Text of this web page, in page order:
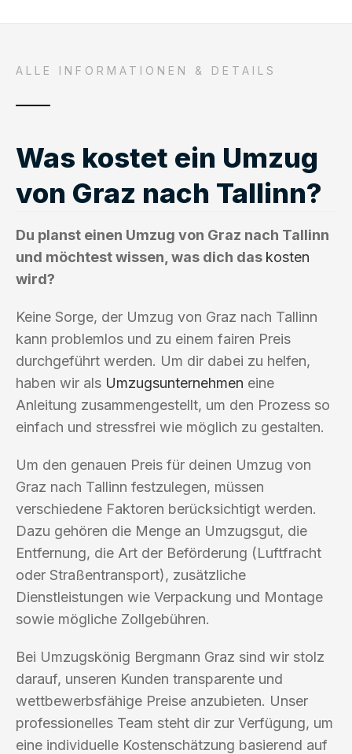
ALLE INFORMATIONEN & DETAILS
Was kostet ein Umzug
von Graz nach Tallinn?
Du planst einen Umzug von Graz nach Tallinn
und möchtest wissen, was dich das kosten
wird?
Keine Sorge, der Umzug von Graz nach Tallinn
kann problemlos und zu einem fairen Preis
durchgeführt werden. Um dir dabei zu helfen,
haben wir als Umzugsunternehmen eine
Anleitung zusammengestellt, um den Prozess so
einfach und stressfrei wie möglich zu gestalten.
Um den genauen Preis für deinen Umzug von
Graz nach Tallinn festzulegen, müssen
verschiedene Faktoren berücksichtigt werden.
Dazu gehören die Menge an Umzugsgut, die
Entfernung, die Art der Beförderung (Luftfracht
oder Straßentransport), zusätzliche
Dienstleistungen wie Verpackung und Montage
sowie mögliche Zollgebühren.
Bei Umzugskönig Bergmann Graz sind wir stolz
darauf, unseren Kunden transparente und
wettbewerbsfähige Preise anzubieten. Unser
professionelles Team steht dir zur Verfügung, um
eine individuelle Kostenschätzung basierend auf